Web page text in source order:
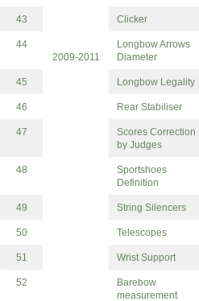
2009-2011
43 Clicker
44
Longbow Arrows
Diameter
45 Longbow Legality
46 Rear Stabiliser
47
Scores Correction
by Judges
48
Sportshoes
Definition
49 String Silencers
50 Telescopes
51 Wrist Support
52
Barebow
measurement